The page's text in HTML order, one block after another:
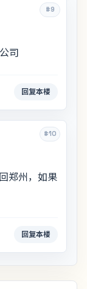
#9
司
回复本楼
#10
郑州，如果
回复本楼